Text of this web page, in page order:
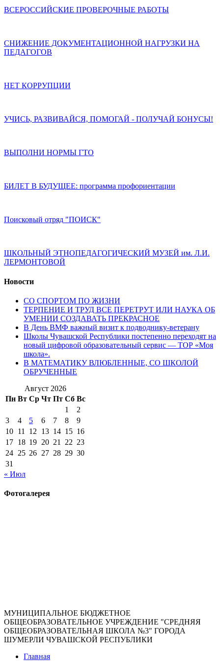
ВСЕРОССИЙСКИЕ ПРОВЕРОЧНЫЕ РАБОТЫ
СНИЖЕНИЕ ДОКУМЕНТАЦИОННОЙ НАГРУЗКИ НА
ПЕДАГОГОВ
НЕТ КОРРУПЦИИ
УЧИСЬ, РАЗВИВАЙСЯ, ПОМОГАЙ - ПОЛУЧАЙ БОНУСЫ!
ВЫПОЛНИ НОРМЫ ГТО
БИЛЕТ В БУДУЩЕЕ: программа профориентации
Поисковый отряд "ПОИСК"
ШКОЛЬНЫЙ ЭТНОПЕДАГОГИЧЕСКИЙ МУЗЕЙ им. Л.И.
ЛЕРМОНТОВОЙ
Новости
СО СПОРТОМ ПО ЖИЗНИ
ТЕРПЕНИЕ И ТРУД ВСЕ ПЕРЕТРУТ ИЛИ НАУКА ОБ
УМЕНИИ СОЗДАВАТЬ ПРЕКРАСНОЕ
В День ВМФ важный визит к подводнику-ветерану
Школы Чувашской Республики постепенно переходят на
новый цифровой образовательный сервис — ТОР «Моя
школа».
В МАТЕМАТИКУ ВЛЮБЛЕННЫЕ, СО ШКОЛОЙ
ОБРУЧЕННЫЕ
Август 2026
Пн Вт Ср Чт Пт Сб Вс
1
2
3
4 5 6 7 8
9
10 11 12 13 14 15 16
17 18 19 20 21 22 23
24 25 26 27 28 29 30
31
« Июл
Фотогалерея
МУНИЦИПАЛЬНОЕ БЮДЖЕТНОЕ
ОБЩЕОБРАЗОВАТЕЛЬНОЕ УЧРЕЖДЕНИЕ "СРЕДНЯЯ
ОБЩЕОБРАЗОВАТЕЛЬНАЯ ШКОЛА №3" ГОРОДА
ШУМЕРЛИ ЧУВАШСКОЙ РЕСПУБЛИКИ
Главная